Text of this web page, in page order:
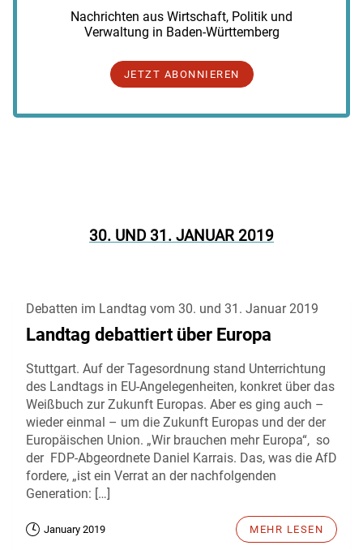
Nachrichten aus Wirtschaft, Politik und
Verwaltung in Baden-Württemberg
JETZT ABONNIEREN
30. UND 31. JANUAR 2019
Debatten im Landtag vom 30. und 31. Januar 2019
Landtag debattiert über Europa
Stuttgart. Auf der Tagesordnung stand Unterrichtung
des Landtags in EU-Angelegenheiten, konkret über das
Weißbuch zur Zukunft Europas. Aber es ging auch –
wieder einmal – um die Zukunft Europas und der der
Europäischen Union. „Wir brauchen mehr Europa“, so
der FDP-Abgeordnete Daniel Karrais. Das, was die AfD
fordere, „ist ein Verrat an der nachfolgenden
Generation: […]
January 2019 MEHR LESEN